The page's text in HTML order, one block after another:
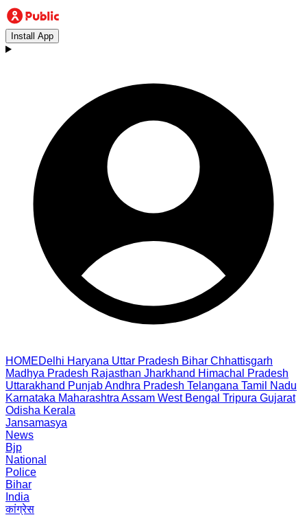
Install App
HOMEDelhi Haryana Uttar Pradesh Bihar Chhattisgarh
Madhya Pradesh Rajasthan Jharkhand Himachal Pradesh
Uttarakhand PunjabAndhra Pradesh Telangana Tamil Nadu
Karnataka Maharashtra Assam West Bengal Tripura Gujarat
Odisha Kerala
Jansamasya
News
Bjp
National
Police
Bihar
India
कांग्रेस